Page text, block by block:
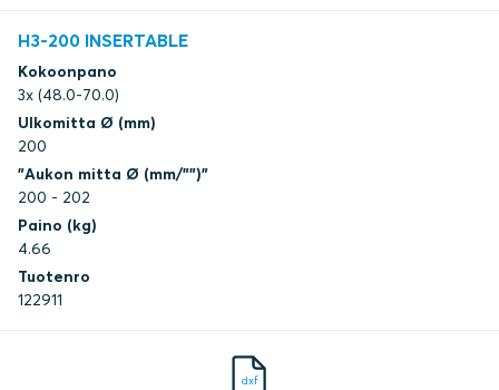
H3-200 INSERTABLE
Kokoonpano
3x (48.0-70.0)
Ulkomitta Ø (mm)
200
"Aukon mitta Ø (mm/"")"
200 - 202
Paino (kg)
4.66
Tuotenro
122911
dxf